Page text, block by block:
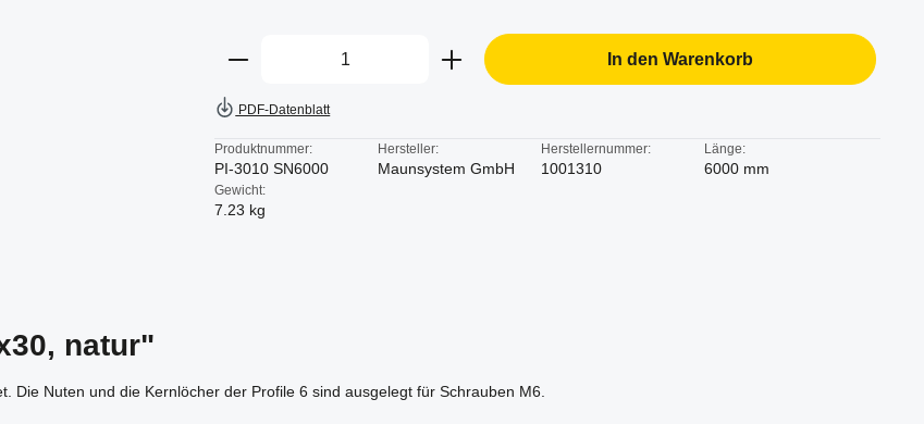
Produkt Anzahl: Gib den gewünschten Wert ein oder
In den Warenkorb
PDF-Datenblatt
Produktnummer:
PI-3010 SN6000
Hersteller:
Maunsystem GmbH
Herstellernummer:
1001310
Länge:
6000 mm
Gewicht:
7.23 kg
natur"
Die Nuten und die Kernlöcher der Profile 6 sind ausgelegt für Schrauben M6.